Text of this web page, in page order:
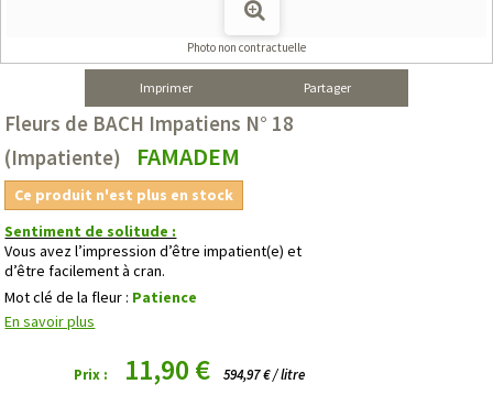
Photo non contractuelle
Imprimer Partager
Fleurs de BACH Impatiens N° 18
(Impatiente)
FAMADEM
Ce produit n'est plus en stock
Sentiment de solitude :
Vous avez l’impression d’être impatient(e) et
d’être facilement à cran.
Mot clé de la fleur : Patience
En savoir plus
Prix : 11,90 € 594,97 € / litre